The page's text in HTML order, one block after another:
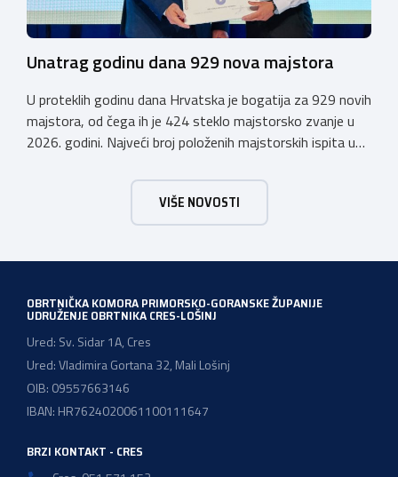
Unatrag godinu dana 929 nova majstora
U proteklih godinu dana Hrvatska je bogatija za 929 novih
majstora, od čega ih je 424 steklo majstorsko zvanje u
2026. godini. Najveći broj položenih majstorskih ispita u
majstor elektroinstalater, majstor frizer, majstor
vodoinstalatera, instalatera grijanja i klimatizacije te
majstora automehaničara. Najveći broj navedenih
VIŠE NOVOSTI
OBRTNIČKA KOMORA PRIMORSKO-GORANSKE ŽUPANIJE
UDRUŽENJE OBRTNIKA CRES-LOŠINJ
Ured: Sv. Sidar 1A, Cres
Ured: Vladimira Gortana 32, Mali Lošinj
OIB: 09557663146
IBAN: HR7624020061100111647
BRZI KONTAKT - CRES